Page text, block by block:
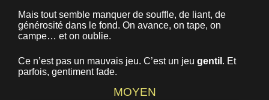
Mais tout semble manquer de souffle, de liant, de
générosité dans le fond. On avance, on tape, on
campe… et on oublie.
Ce n’est pas un mauvais jeu. C’est un jeu gentil . Et
parfois, gentiment fade.
MOYEN